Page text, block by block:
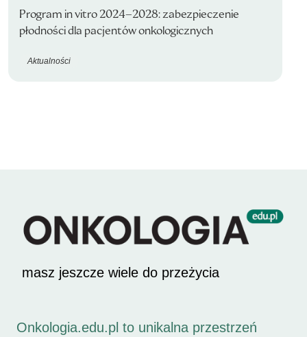
Program in vitro 2024–2028: zabezpieczenie
płodności dla pacjentów onkologicznych
Aktualności
masz jeszcze wiele do przeżycia
Onkologia.edu.pl to unikalna przestrzeń